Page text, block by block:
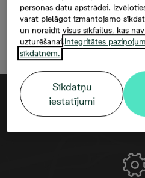
Atstāt
personas datu apstrādei.
varat pielāgot izmantojamo
un noraidīt visus sīkfailus, kas
uzturēšanai.Integritātes
sīkdatnēm.
Sīkdatņu
iestatījumi